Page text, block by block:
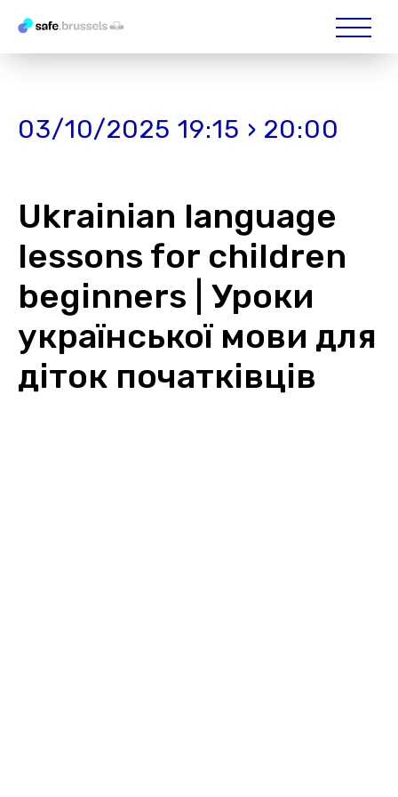
03/10/2025 19:15 › 20:00
Ukrainian language
lessons for children
beginners | Уроки
української мови для
діток початківців